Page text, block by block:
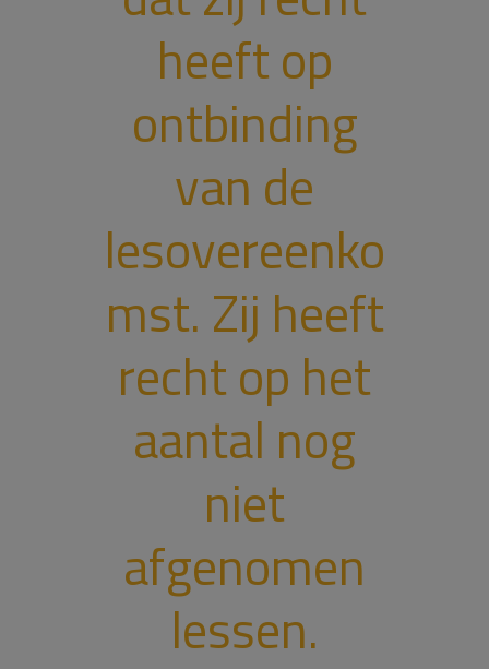
heeft op
ontbinding
van de
lesovereenko
mst. Zij heeft
recht op het
aantal nog
niet
afgenomen
lessen.